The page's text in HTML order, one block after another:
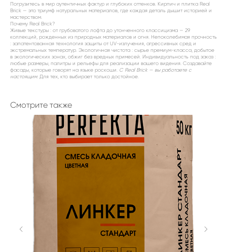
Погрузитесь в мир аутентичных фактур и глубоких оттенков. Кирпич и плитка Real
Brick — это триумф натуральных материалов, где каждая деталь дышит историей и
мастерством.
Почему Real Brick?
Живые текстуры : от грубоватого лофта до утонченного классицизма — 29
коллекций, рожденных из природных материалов и огня. Непоколебимая прочность
: запатентованная технология защиты от UV-излучения, агрессивных сред и
экстремальных температур. Экологичная чистота : сырье премиум-класса, добытое
в экологических зонах, обжиг без вредных примесей. Индивидуальность под заказ :
любые размеры, палитры и рельефы для реализации вашего видения. Создавайте
фасады, которые говорят на языке роскоши. С Real Brick — вы работаете с
настоящим. Для тех, кто выбирает только достойное.
Смотрите также